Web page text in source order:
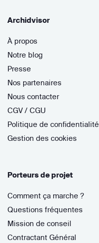
Archidvisor
À propos
Notre blog
Presse
Nos partenaires
Nous contacter
CGV / CGU
Politique de confidentialité
Gestion des cookies
Porteurs de projet
Comment ça marche ?
Questions fréquentes
Mission de conseil
Contractant Général